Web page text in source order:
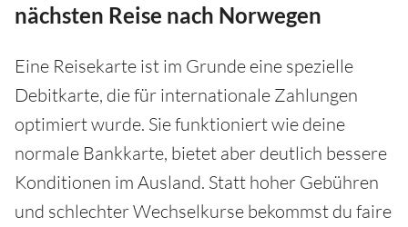
nächsten Reise nach Norwegen
Eine Reisekarte ist im Grunde eine spezielle
Debitkarte, die für internationale Zahlungen
optimiert wurde. Sie funktioniert wie deine
normale Bankkarte, bietet aber deutlich bessere
Konditionen im Ausland. Statt hoher Gebühren
und schlechter Wechselkurse bekommst du faire